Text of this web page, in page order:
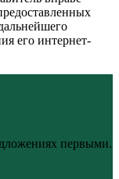
его интернет-
первыми.